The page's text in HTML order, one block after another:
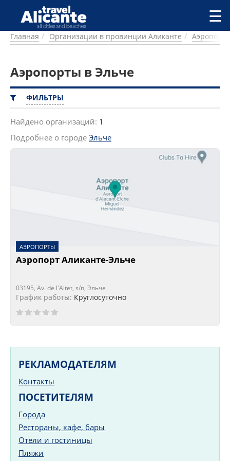
Перейти к основному содержанию
ГОРОДА
ПИТАНИЕ
ПРОЖИВАНИЕ
ПЛЯЖИ
ДОСТОПРИМЕЧАТЕЛЬНОСТИ
КЕМПИНГ
КОМАРКИ (РАЙОНЫ)
РЕЦЕПТЫ
☰
Главная Организации в провинции Аликанте
Аэропорты в Эльче
ФИЛЬТРЫ
Найдено организаций: 1
Подробнее о городе Эльче
АЭРОПОРТЫ
Аэропорт Аликанте-Эльче
03195, Av. de l'Altet, s/n, Эльче
График работы: Круглосуточно
РЕКЛАМОДАТЕЛЯМ
Контакты
ПОСЕТИТЕЛЯМ
Города
Рестораны, кафе, бары
Отели и гостиницы
Пляжи